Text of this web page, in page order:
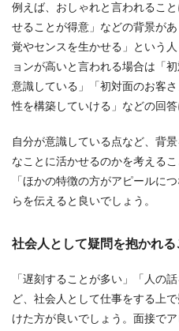
例えば、おしゃれと言われるこ
せることが得意」などの背景が
覚やセンスを生かせる」という
ョンが高いと言われる場合は「
意識している」「初対面のお客
性を構築していける」などの回
自分が意識している点など、背
なことに活かせるのかを考える
「ほかの特徴の方がアピールに
らを伝えると良いでしょう。
社会人として疑問を抱かれる
「遅刻することが多い」「人の
ど、社会人として仕事をする上
けた方が良いでしょう。面接で